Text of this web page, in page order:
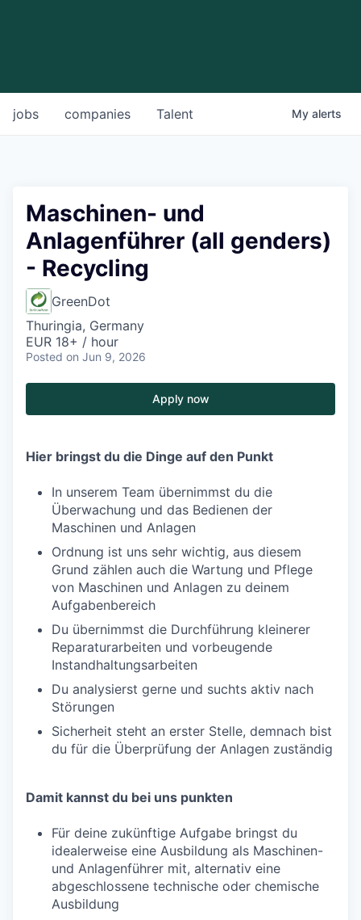
jobs companies Talent My alerts
Maschinen- und
Anlagenführer (all genders)
- Recycling
GreenDot
Thuringia, Germany
EUR 18+ / hour
Posted on Jun 9, 2026
Apply now
Hier bringst du die Dinge auf den Punkt
In unserem Team übernimmst du die
Überwachung und das Bedienen der
Maschinen und Anlagen
Ordnung ist uns sehr wichtig, aus diesem
Grund zählen auch die Wartung und Pflege
von Maschinen und Anlagen zu deinem
Aufgabenbereich
Du übernimmst die Durchführung kleinerer
Reparaturarbeiten und vorbeugende
Instandhaltungsarbeiten
Du analysierst gerne und suchts aktiv nach
Störungen
Sicherheit steht an erster Stelle, demnach bist
du für die Überprüfung der Anlagen zuständig
Damit kannst du bei uns punkten
Für deine zukünftige Aufgabe bringst du
idealerweise eine Ausbildung als Maschinen-
und Anlagenführer mit, alternativ eine
abgeschlossene technische oder chemische
Ausbildung